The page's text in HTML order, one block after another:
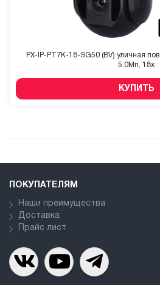
PX-IP-PT7K-18-SG50 (BV) уличная
5.0Мп, 18x
КУПИТЬ
ПОКУПАТЕЛЯМ
Наши преимущества
Доставка
Прайс лист